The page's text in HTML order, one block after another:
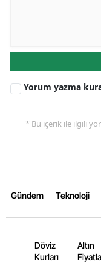
Yorum yazma
* Bu içerik ile ilgili
Gündem Teknoloji
Döviz
Kurları
Altın